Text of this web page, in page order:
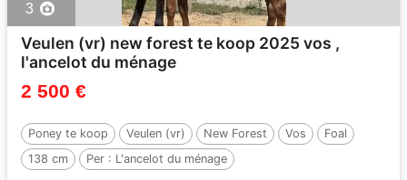
3
Veulen (vr) new forest te koop 2025 vos ,
l'ancelot du ménage
2 500 €
Poney te koop Veulen (vr) New Forest Vos
Foal
138 cm
Per : L'ancelot du ménage